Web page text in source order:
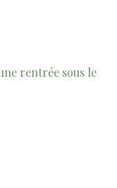
rentrée sous le